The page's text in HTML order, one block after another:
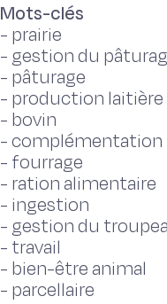
Mots-clés
- prairie
- gestion du
- pâturage
- production laitière
- bovin
-complémentation
- fourrage
- ration alimentaire
- ingestion
- gestion du
- travail
- bien-être animal
- parcellaire